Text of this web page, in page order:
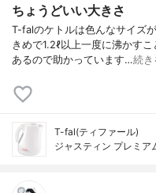
ちょうどいい大きさ
T-falのケトルは色んなサイズ
きめで1.2ℓ以上一度に沸かす
あるので助かっています…続き
T-fal(ティファール)
ジャスティン プレミア